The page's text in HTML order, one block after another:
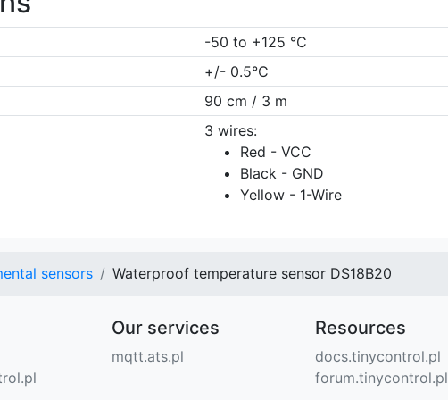
-50 to +125 °C
+/- 0.5°C
90 cm / 3 m
3 wires:
Red - VCC
Black - GND
Yellow - 1-Wire
sensors Waterproof temperature sensor DS18B20
Our services
mqtt.ats.pl
Resources
docs.tinycontrol.pl
forum.tinycontrol.pl